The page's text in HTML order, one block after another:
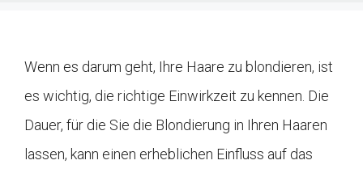
Wenn es darum geht, Ihre Haare zu blondieren, ist
es wichtig, die richtige Einwirkzeit zu kennen. Die
Dauer, für die Sie die Blondierung in Ihren Haaren
lassen, kann einen erheblichen Einfluss auf das